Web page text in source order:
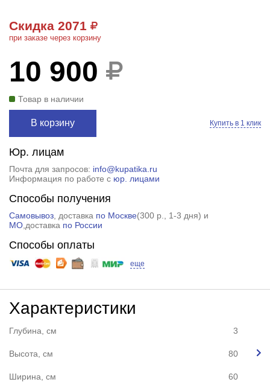
Скидка 2071
при заказе через корзину
10 900
Товар в наличии
В корзину Купить в 1 клик
Юр. лицам
Почта для запросов: info@kupatika.ru
Информация по работе с юр. лицами
Способы получения
Самовывоз, доставка по Москве(300 р.
, 1-3 дня) и
МО,доставка по России
Способы оплаты
еще
Характеристики
Глубина, см 3
Высота, см 80
Ширина, см 60